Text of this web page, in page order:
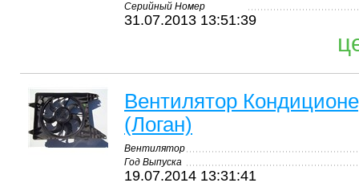
Серийный Номер
31.07.2013 13:51:39
Вентилятор
(Логан)
Вентилятор
Год Выпуска
19.07.2014 13:31:41